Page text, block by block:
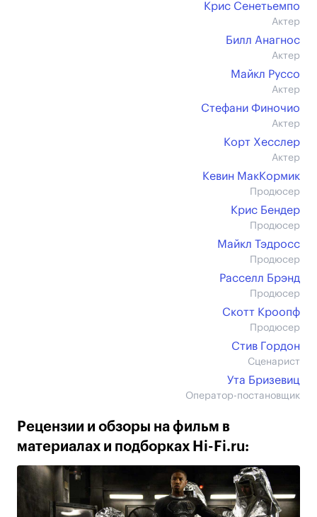
Крис Сенетьемпо
Актер
Билл Анагнос
Актер
Майкл Руссо
Актер
Стефани Финочио
Актер
Корт Хесслер
Актер
Кевин МакКормик
Продюсер
Крис Бендер
Продюсер
Майкл Тэдросс
Продюсер
Расселл Брэнд
Продюсер
Скотт Кроопф
Продюсер
Стив Гордон
Сценарист
Ута Бризевиц
Оператор-постановщик
Рецензии и обзоры на фильм в
материалах и подборках Hi-Fi.ru: